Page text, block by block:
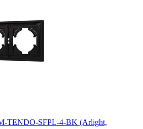
TENDO-SFPL-4-BK (Arlight,